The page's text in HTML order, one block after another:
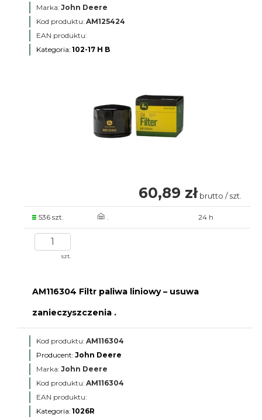
Marka: John Deere
Kod produktu: AM125424
EAN produktu:
Kategoria: 102-17 H B
60,89 zł brutto / szt.
536 szt. . 24 h
szt.
AM116304 Filtr paliwa liniowy – usuwa
zanieczyszczenia .
Kod produktu: AM116304
Producent: John Deere
Marka: John Deere
Kod produktu: AM116304
EAN produktu:
Kategoria: 1026R